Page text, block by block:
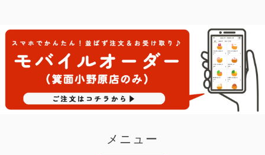
メニュー